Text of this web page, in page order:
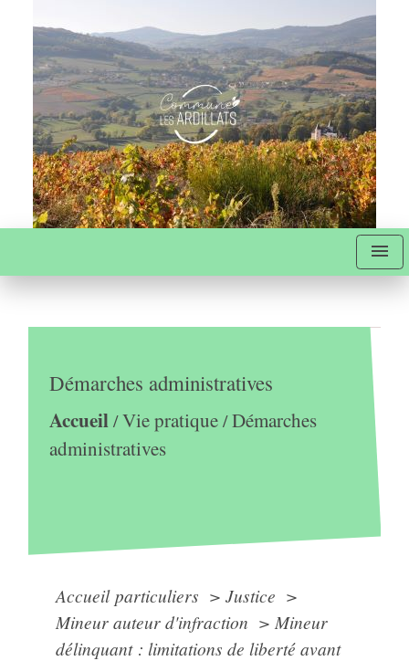
menu
Démarches administratives
Accueil/Vie pratique/Démarches
administratives
Accueil particuliers > Justice >
Mineur auteur d'infraction > Mineur
délinquant : limitations de liberté avant